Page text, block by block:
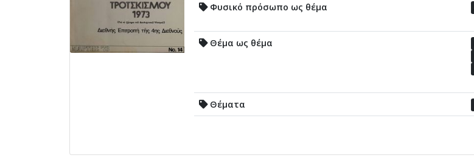
Φυσικό πρόσωπο ως θέμα
Θέμα ως θέμα
Θέματα